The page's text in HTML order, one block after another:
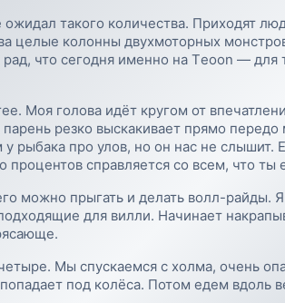
такого количества. Приходят
целые колонны двухмоторных
что сегодня именно на Тeoon — для
Моя голова идёт кругом от
резко выскакивает прямо
рыбака про улов, но он нас не слышит.
справляется со всем, что ты
можно прыгать и делать волл-райды.
для вилли. Начинает
Мы спускаемся с холма, очень
под колёса. Потом едем вдоль